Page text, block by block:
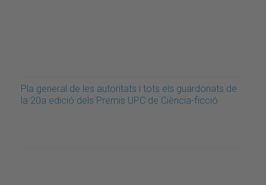
Pla general de les autoritats i tots els guardonats de
la 20a edició dels Premis UPC de Ciència-ficció